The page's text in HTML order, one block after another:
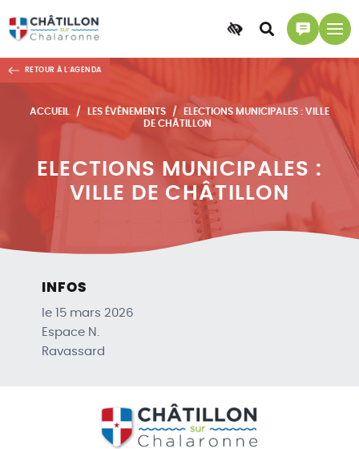
Accessibilité
Accéder
à
recherche
Accéder
à
page
contact
ACCUEIL LES ÉVÈNEMENTS
ELECTIONS MUNICIPALES : VILLE
DE CHÂTILLON
ELECTIONS MUNICIPALES :
VILLE DE CHÂTILLON
RETOUR À L'AGENDA
INFOS
le 15 mars 2026
Espace N.
Ravassard